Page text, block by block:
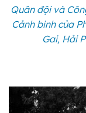
Quân đội và
Cảnh binh của
Gai, Hải